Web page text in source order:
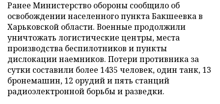
Ранее Министерство обороны сообщило об
освобождении населенного пункта Бакшеевка в
Харьковской области. Военные продолжили
уничтожать логистические центры, места
производства беспилотников и пункты
дислокации наемников. Потери противника за
сутки составили более 1435 человек, один танк, 13
бронемашин, 12 орудий и пять станций
радиоэлектронной борьбы и разведки.